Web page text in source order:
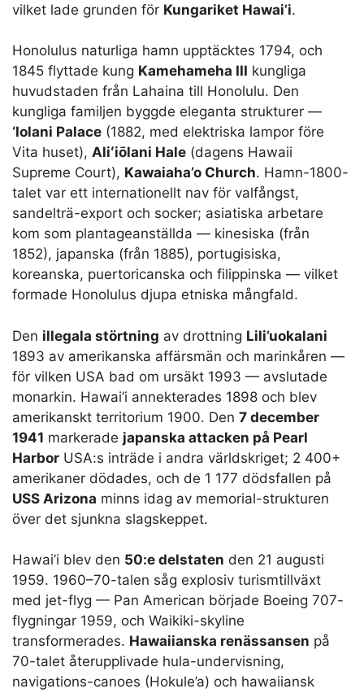
vilket lade grunden för Kungariket Hawai’i.
Honolulus naturliga hamn upptäcktes 1794, och
1845 flyttade kung Kamehameha III kungliga
huvudstaden från Lahaina till Honolulu. Den
kungliga familjen byggde eleganta strukturer —
‘Iolani Palace (1882, med elektriska lampor före
Vita huset), Aliʻiōlani Hale (dagens Hawaii
Supreme Court), Kawaiaha’o Church. Hamn-1800-
talet var ett internationellt nav för valfångst,
sandelträ-export och socker; asiatiska arbetare
kom som plantageanställda — kinesiska (från
1852), japanska (från 1885), portugisiska,
koreanska, puertoricanska och filippinska — vilket
formade Honolulus djupa etniska mångfald.
Den illegala störtning av drottning Lili’uokalani
1893 av amerikanska affärsmän och marinkåren —
för vilken USA bad om ursäkt 1993 — avslutade
monarkin. Hawai’i annekterades 1898 och blev
amerikanskt territorium 1900. Den 7 december
1941 markerade japanska attacken på Pearl
Harbor USA:s inträde i andra världskriget; 2 400+
amerikaner dödades, och de 1 177 dödsfallen på
USS Arizona minns idag av memorial-strukturen
över det sjunkna slagskeppet.
Hawai’i blev den 50:e delstaten den 21 augusti
1959. 1960–70-talen såg explosiv turismtillväxt
med jet-flyg — Pan American började Boeing 707-
flygningar 1959, och Waikiki-skyline
transformerades. Hawaiianska renässansen på
70-talet återupplivade hula-undervisning,
navigations-canoes (Hokule’a) och hawaiiansk